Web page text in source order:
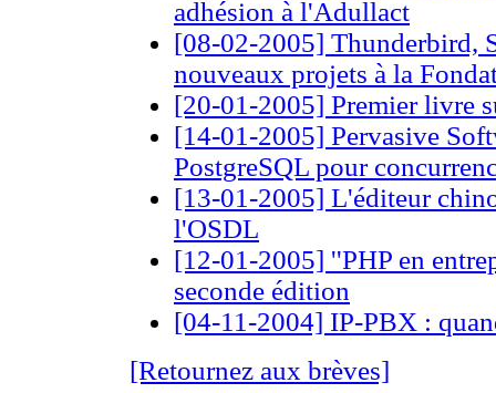
adhésion à l'Adullact
[08-02-2005] Thunderbird,
nouveaux projets à la
[20-01-2005] Premier livre
[14-01-2005] Pervasive
PostgreSQL pour
[13-01-2005] L'éditeur
l'OSDL
[12-01-2005] ''PHP en
seconde édition
[04-11-2004] IP-PBX :
[Retournez aux brèves]